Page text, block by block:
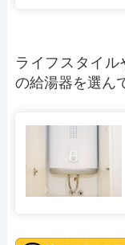
ライフスタイル
の給湯器を選ん